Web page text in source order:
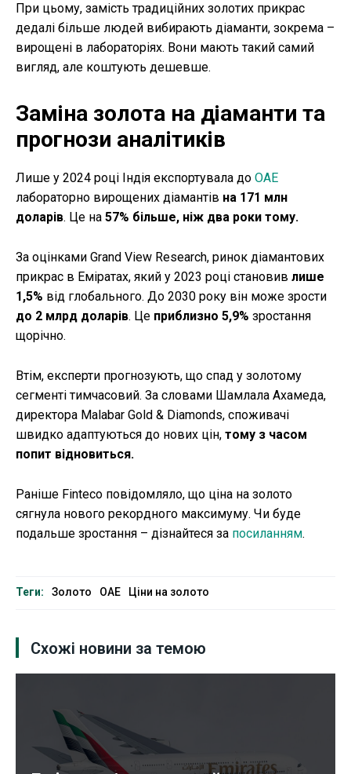
При цьому, замість традиційних золотих прикрас
дедалі більше людей вибирають діаманти, зокрема –
вирощені в лабораторіях. Вони мають такий самий
вигляд, але коштують дешевше.
Заміна золота на діаманти та
прогнози аналітиків
Лише у 2024 році Індія експортувала до ОАЕ
лабораторно вирощених діамантів на 171 млн
доларів. Це на 57% більше, ніж два роки тому.
За оцінками Grand View Research, ринок діамантових
прикрас в Еміратах, який у 2023 році становив лише
1,5% від глобального. До 2030 року він може зрости
до 2 млрд доларів. Це приблизно 5,9% зростання
щорічно.
Втім, експерти прогнозують, що спад у золотому
сегменті тимчасовий. За словами Шамлала Ахамеда,
директора Malabar Gold & Diamonds, споживачі
швидко адаптуються до нових цін, тому з часом
попит відновиться.
Раніше Finteco повідомляло, що ціна на золото
сягнула нового рекордного максимуму. Чи буде
подальше зростання – дізнайтеся за посиланням.
Теги: Золото ОАЕ Ціни на золото
Схожі новини за темою